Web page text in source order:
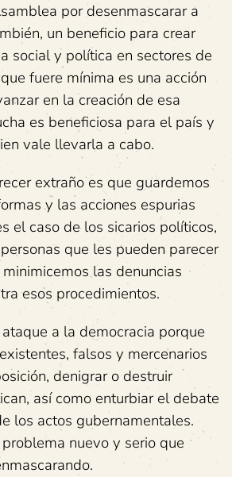
por desenmascarar a
un beneficio para crear
social y política en sectores de
fuere mínima es una acción
en la creación de esa
es beneficiosa para el país y
vale llevarla a cabo.
extraño es que guardemos
y las acciones espurias
el caso de los sicarios políticos,
que les pueden parecer
las denuncias
esos procedimientos.
a la democracia porque
falsos y mercenarios
denigrar o destruir
así como enturbiar el debate
los actos gubernamentales.
nuevo y serio que